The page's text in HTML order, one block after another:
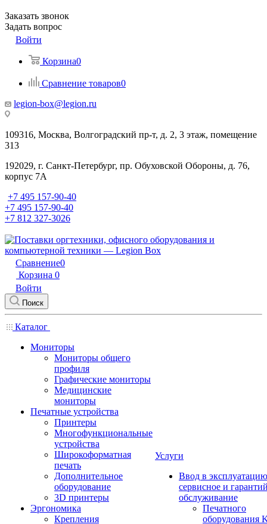
Заказать звонок
Задать вопрос
Войти
Корзина0
Сравнение товаров0
legion-box@legion.ru
109316, Москва, Волгоградский пр-т, д. 2, 3 этаж, помещение
313
192029, г. Санкт-Петербург, пр. Обуховской Обороны, д. 76,
корпус 7А
+7 495 157-90-40
+7 495 157-90-40
+7 812 327-3026
Сравнение0
Корзина 0
Войти
Поиск
Каталог
Мониторы
Мониторы общего
профиля
Графические мониторы
Медицинские
мониторы
Печатные устройства
Принтеры
Многофункциональные
устройства
Широкоформатная
печать
Дополнительное
оборудование
3D принтеры
Эргономика
Крепления
Услуги
Ввод в
сервисное и
обслуживание
Печатного
оборудования